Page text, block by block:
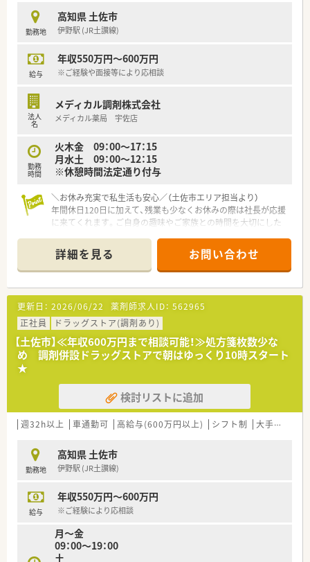
勤務地
高知県 土佐市
伊野駅 (JR土讃線)
給与
年収550万円～600万円
※ご経験や面接等により応相談
法人
名
メディカル調剤株式会社
メディカル薬局 宇佐店
勤務
時間
火木金 09：00〜17：15
月水土 09：00〜12：15
※休憩時間法定通り付与
＼お休み充実で私生活も安心／（土佐市エリア担当より）
年間休日120日に加えて、残業も少なくお休みの際は社長が応援
に来てくれます。ご自身の趣味やご家族との時間を大切にした
【店舗情報と応需状況について】
■近隣の内科医院からの処方箋をメインに、1日平均30枚程度を
応需している地域密着型の店舗です。
■海沿いの街の静かな住宅街に位置しており、少し歩けば綺麗な
海を眺めることができる立地環境です。
■処方箋枚数が落ち着いており、ゆったりとしたペースで患者様
一人ひとりと向き合える職場環境です。
【法人特徴について】
に貢献している地元密着型の企業です。
■自治体と協力した栄養管理やフレイル予防など、調剤業務の枠
を超えた健康サポートを実施しています。
■年に1回は健康フェアを開催するなど、地域住民との交流や健
【求人情報について】
■提示年収は550万円から600万円となっており、ご経験や面接
■日曜と祝日を含む完全週休2日制を採用しており、年間休日
120日とプライベートも充実できます。
費用の補助が受けられるため安心です。
【想定される業務内容】
詳細を見る お問い合わせ
更新日： 2026/06/22 薬剤師求人ID： 562965
正社員
ドラッグストア(調剤あり)
【土佐市】≪年収600万円まで相談可能！≫処方箋枚数少な
め 調剤併設ドラッグストアで朝はゆっくり10時スタート
★
検討リストに追加
週32h以上 車通勤可 高給与(600万円以上) シフト制 大手チェーン以外
勤務地
高知県 土佐市
伊野駅 (JR土讃線)
給与
年収550万円～600万円
※ご経験により応相談
月～金
09：00～19：00
土